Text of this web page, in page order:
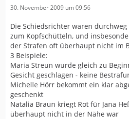
30. November 2009 um 09:56
Die Schiedsrichter waren
zum Kopfschütteln, und
der Strafen oft überhaupt nicht im
3 Beispiele:
Maria Streun wurde gleich zu
Gesicht geschlagen - keine
Michelle Hörr bekommt ein klar
geschenkt
Natalia Braun kriegt Rot für Jana
überhaupt nicht in der Nähe war